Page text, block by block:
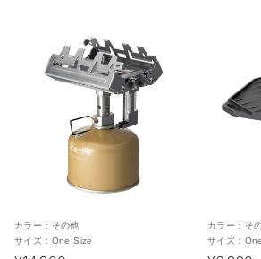
カラー： その他
サイズ： One Size
カラー： そ
サイズ：